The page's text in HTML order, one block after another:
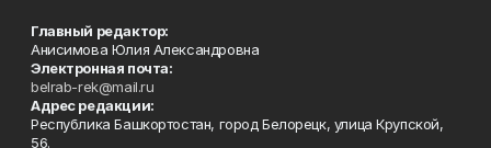
Главный редактор:
Анисимова Юлия Александровна
Электронная почта:
belrab-rek@mail.ru
Адрес редакции:
Республика Башкортостан, город Белорецк, улица Крупской,
56.